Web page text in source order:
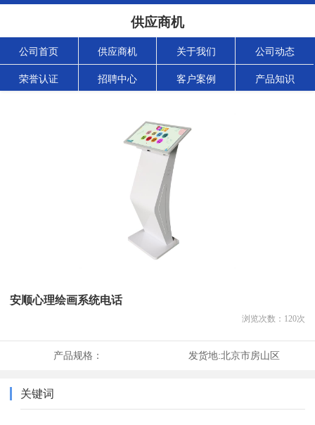
供应商机
公司首页 供应商机 关于我们 公司动态
荣誉认证 招聘中心 客户案例 产品知识
安顺心理绘画系统电话
浏览次数： 120次
产品规格： 发货地:北京市房山区
关键词